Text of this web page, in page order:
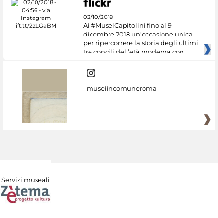
02/10/2018
Ai #MuseiCapitolini fino al 9
dicembre 2018 un’occasione unica
per ripercorrere la storia degli ultimi
tre concili dell’età moderna con
museiincomuneroma
Servizi museali